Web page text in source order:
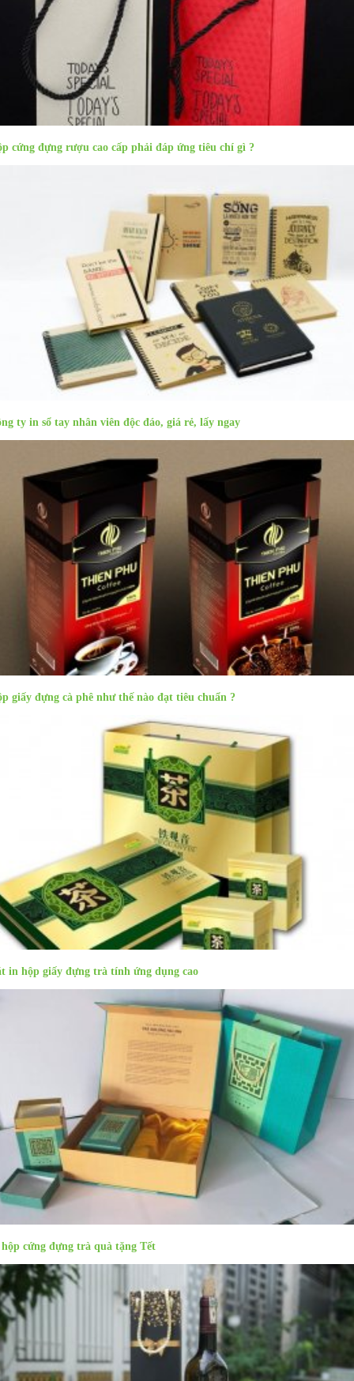
cứng đựng rượu cao cấp phải đáp ứng tiêu chí gì ?
ty in sổ tay nhân viên độc đáo, giá rẻ, lấy ngay
giấy đựng cà phê như thế nào đạt tiêu chuẩn ?
in hộp giấy đựng trà tính ứng dụng cao
cứng đựng trà quà tặng Tết